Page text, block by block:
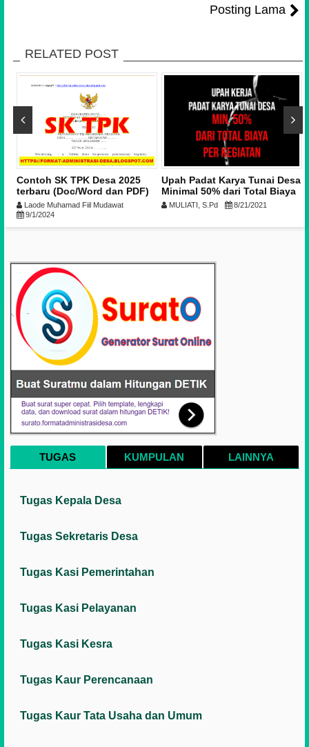
Posting Lama
RELATED POST
Contoh SK TPK Desa 2025
terbaru (Doc/Word dan PDF)
Laode Muhamad Fiil Mudawat
9/1/2024
Upah Padat Karya Tunai Desa
Minimal 50% dari Total Biaya
Per Kegiatan
MULIATI, S.Pd 8/21/2021
TUGAS KUMPULAN LAINNYA
Tugas Kepala Desa
Tugas Sekretaris Desa
Tugas Kasi Pemerintahan
Tugas Kasi Pelayanan
Tugas Kasi Kesra
Tugas Kaur Perencanaan
Tugas Kaur Tata Usaha dan Umum